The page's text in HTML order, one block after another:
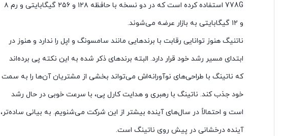
778G استفاده کرده است که در دو نسخه با حافظه ۱۲۸ و ۲۵۶ گیگابایتی و رم ۸
و ۱۲ گیگابایتی به بازار عرضه می‌شوند.
ناتنیگ هنوز توانایی رقابت با برند‌هایی مانند سامسونگ و اپل را ندارد و هنوز در
ابتدای مسیر رشد خود قرار دارد. البته برند‌های ذکر شده به این نکته پی برده‌اند
که ناتینگ با طراحی‌های نوآورانه‌اش می‌تواند بخشی از مشتریان آن‌ها را به سمت
خود جذب کند. ناتینگ با رهبری و هدایت کارل پی، با سرعت خوبی در حال رشد
است و احتمالاً در سال‌های آینده بیشتر از این شرکت می‌شنویم. به بیانی ساده‌تر،
آینده درخشانی در پیش‌ روی ناتینگ است.